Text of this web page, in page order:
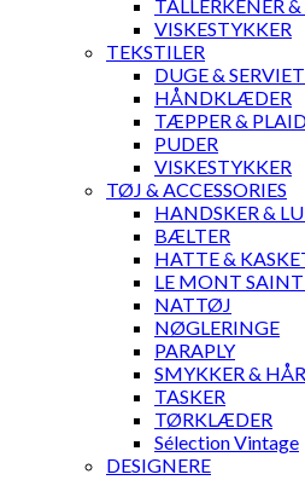
TALLERKENER &
VISKESTYKKER
TEKSTILER
DUGE &
HÅNDKLÆDER
TÆPPER &
PUDER
VISKESTYKKER
TØJ & ACCESSORIES
HANDSKER &
BÆLTER
HATTE &
LE MONT
NATTØJ
NØGLERINGE
PARAPLY
SMYKKER &
TASKER
TØRKLÆDER
Sélection Vintage
DESIGNERE